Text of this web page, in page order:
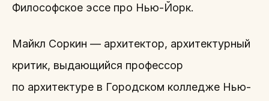
Философское эссе про Нью-Йорк.
Майкл Соркин — архитектор, архитектурный
критик, выдающийся профессор
по архитектуре в Городском колледже Нью-